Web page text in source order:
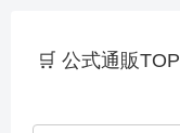
🛒 公式通販TOP